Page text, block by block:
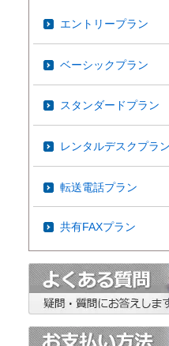
エントリープラン
ベーシックプラン
スタンダードプラン
レンタルデスクプラン
転送電話プラン
共有FAXプラン